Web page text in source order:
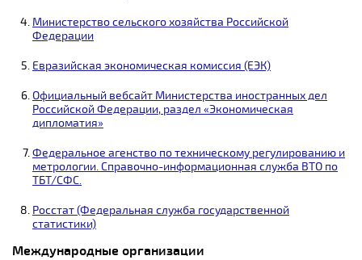
Министерство сельского хозяйства Российской
Федерации
Евразийская экономическая комиссия (ЕЭК)
Официальный вебсайт Министерства иностранных дел
Российской Федерации, раздел «Экономическая
дипломатия»
Федеральное агенство по техническому регулированию и
метрологии. Справочно-информационная служба ВТО по
ТБТ/СФС.
Росстат (Федеральная служба государственной
статистики)
Международные организации